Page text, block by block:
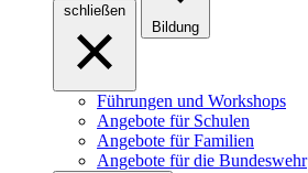
schließen
Bildung
Führungen und Workshops
Angebote für Schulen
Angebote für Familien
Angebote für die Bundeswehr